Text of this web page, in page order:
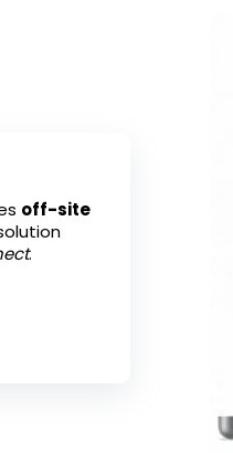
off-site
.